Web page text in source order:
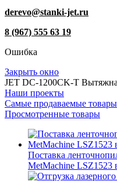
derevo@stanki-jet.ru
8 (967) 555 63 19
Ошибка
Закрыть окно
JET DC-1200CK-T
Наши проекты
Самые продаваемые товары
Просмотренные товары
Поставка
MetMachine LSZ1523